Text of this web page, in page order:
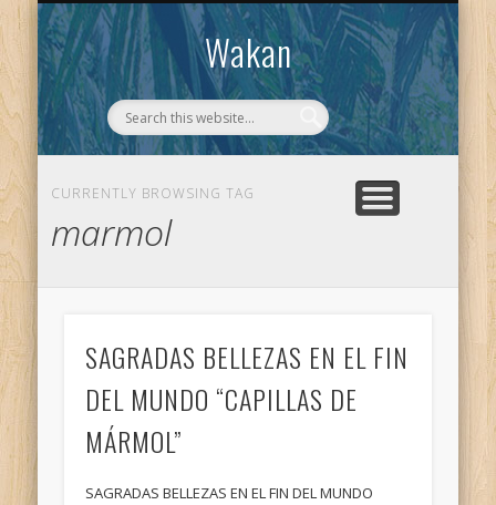
Wakan
WAKAN
CONTACTO
CURRENTLY BROWSING TAG
marmol
SAGRADAS BELLEZAS EN EL FIN
DEL MUNDO “CAPILLAS DE
MÁRMOL”
SAGRADAS BELLEZAS EN EL FIN DEL MUNDO